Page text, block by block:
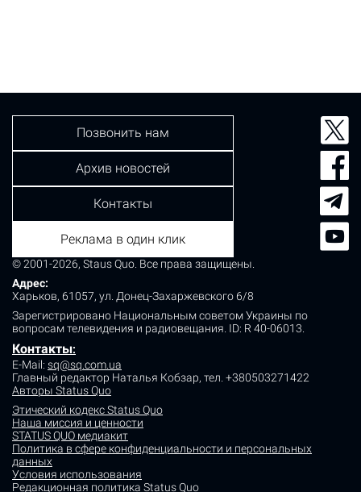
© 2001-2026, Staus Quo. Все права защищены.
Адрес:
Харьков, 61057, ул. Донец-Захаржевского 6/8
Зарегистрировано Национальным советом Украины по
вопросам телевидения и радиовещания. ID: R 40-06013.
Контакты:
E-Mail: sq@sq.com.ua
Главный редактор Наталья Кобзар, тел. +380503271422
Авторы Status Quo
Этический кодекс Status Quo
Наша миссия и ценности
STATUS QUO медиакит
Политика в сфере конфиденциальности и персональных
данных
Условия использования
Редакционная политика Status Quo
Позвонить нам
Архив новостей
Контакты
Реклама в один клик